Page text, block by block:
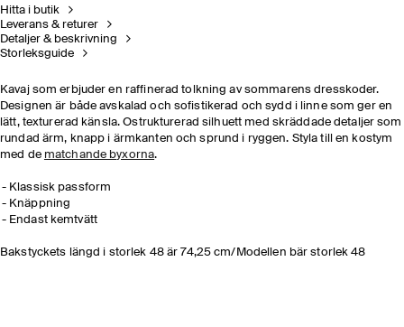
Hitta i butik
Leverans & returer
Detaljer & beskrivning
Storleksguide
Kavaj som erbjuder en raffinerad tolkning av sommarens dresskoder.
Designen är både avskalad och sofistikerad och sydd i linne som ger en
lätt, texturerad känsla. Ostrukturerad silhuett med skräddade detaljer som
rundad ärm, knapp i ärmkanten och sprund i ryggen. Styla till en kostym
med de matchande byxorna.
Klassisk passform
Knäppning
Endast kemtvätt
Bakstyckets längd i storlek 48 är 74,25 cm/Modellen bär storlek 48